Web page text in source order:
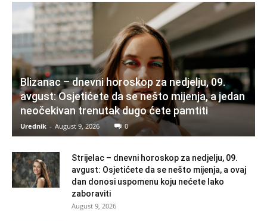
Blizanac – dnevni horoskop za nedjelju, 09.
avgust: Osjetićete da se nešto mijenja, a jedan
neočekivan trenutak dugo ćete pamtiti
Urednik - August 9, 2026 0
Strijelac – dnevni horoskop za nedjelju, 09.
avgust: Osjetićete da se nešto mijenja, a ovaj
dan donosi uspomenu koju nećete lako
zaboraviti
August 9, 2026